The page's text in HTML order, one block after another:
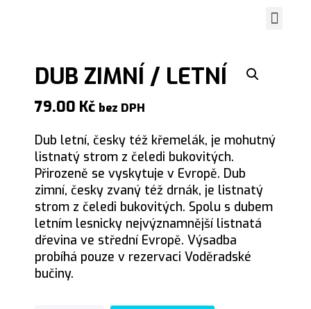
DUB ZIMNÍ / LETNÍ
79.00 Kč bez DPH
Dub letní, česky též křemelák, je mohutný
listnatý strom z čeledi bukovitých.
Přirozeně se vyskytuje v Evropě. Dub
zimní, česky zvaný též drnák, je listnatý
strom z čeledi bukovitých. Spolu s dubem
letním lesnicky nejvýznamnější listnatá
dřevina ve střední Evropě. Výsadba
probíhá pouze v rezervaci Voděradské
bučiny.